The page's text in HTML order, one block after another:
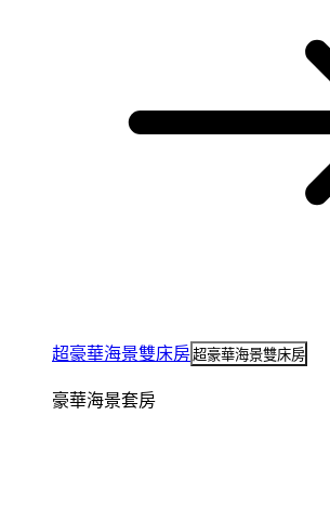
超豪華海景雙床房超豪華海景雙床房
豪華海景套房